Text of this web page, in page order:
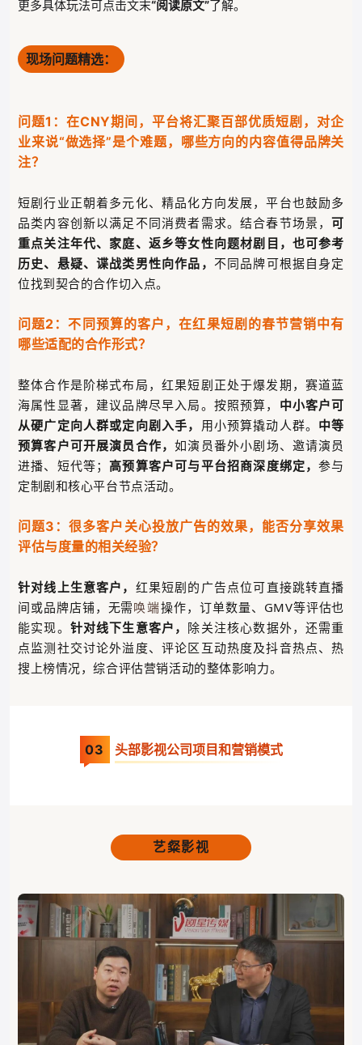
更多具体玩法可点击文末“阅读原文”了解。
现场问题精选：
问题1：在CNY期间，平台将汇聚百部优质短剧，对企
业来说“做选择”是个难题，哪些方向的内容值得品牌关
注？
短剧行业正朝着多元化、精品化方向发展，平台也鼓励多
品类内容创新以满足不同消费者需求。结合春节场景，可
重点关注年代、家庭、返乡等女性向题材剧目，也可参考
历史、悬疑、谍战类男性向作品， 不同品牌可根据自身定
位找到契合的合作切入点。
问题2：不同预算的客户，在红果短剧的春节营销中有
哪些适配的合作形式？
整体合作是阶梯式布局，红果短剧正处于爆发期，赛道蓝
海属性显著，建议品牌尽早入局。按照预算， 中小客户可
从硬广定向人群或定向剧入手， 用小预算撬动人群。 中等
预算客户可开展演员合作，如演员番外小剧场、邀请演员
进播、短代等； 高预算客户可与平台招商深度绑定，参与
定制剧和核心平台节点活动。
问题3：很多客户关心投放广告的效果，能否分享效果
评估与度量的相关经验？
针对线上生意客户， 红果短剧的广告点位可直接跳转直播
间或品牌店铺，无需唤端操作，订单数量、GMV等评估也
能实现。 针对线下生意客户， 除关注核心数据外，还需重
点监测社交讨论外溢度、评论区互动热度及抖音热点、热
搜上榜情况，综合评估营销活动的整体影响力。
03 头部影视公司项目和营销模式
艺粲影视